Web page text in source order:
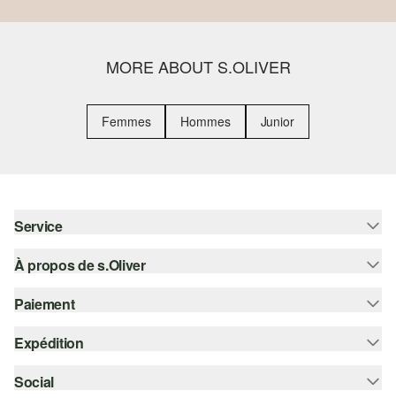
MORE ABOUT S.OLIVER
Femmes Hommes Junior
Service
Aide - FAQ
Guide des tailles
À propos de s.Oliver
S'abonner à la Newsletter
s.Oliver Card
Paiement
Carte de crédit
PayPal
Expédition
Suivi de colis
Social